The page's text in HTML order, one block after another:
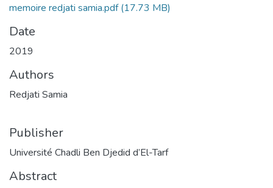
memoire redjati samia.pdf (17.73 MB)
Date
2019
Authors
Redjati Samia
Publisher
Université Chadli Ben Djedid d’El-Tarf
Abstract